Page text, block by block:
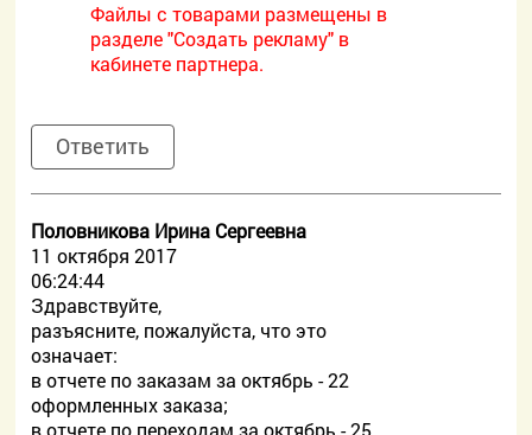
Файлы с товарами размещены в
разделе "Создать рекламу" в
кабинете партнера.
Ответить
Половникова Ирина Сергеевна
11 октября 2017
06:24:44
Здравствуйте,
разъясните, пожалуйста, что это
означает:
в отчете по заказам за октябрь - 22
оформленных заказа;
в отчете по переходам за октябрь - 25